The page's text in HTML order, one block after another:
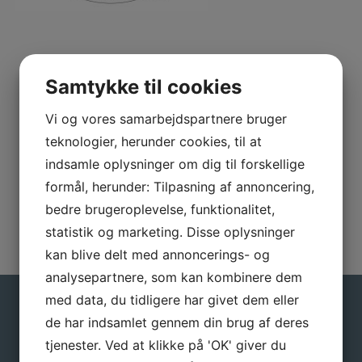
GALLERI
NYHEDER FRA
SKJALM HVIDE HOTEL
Samtykke til cookies
Vi og vores samarbejdspartnere bruger
teknologier, herunder cookies, til at
indsamle oplysninger om dig til forskellige
formål, herunder: Tilpasning af annoncering,
bedre brugeroplevelse, funktionalitet,
statistik og marketing. Disse oplysninger
kan blive delt med annoncerings- og
analysepartnere, som kan kombinere dem
med data, du tidligere har givet dem eller
de har indsamlet gennem din brug af deres
tjenester. Ved at klikke på 'OK' giver du